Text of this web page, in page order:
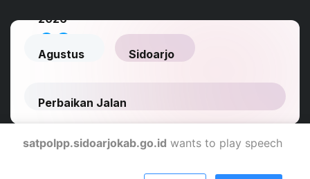
satpolpp.sidoarjokab.go.id wants to play speech